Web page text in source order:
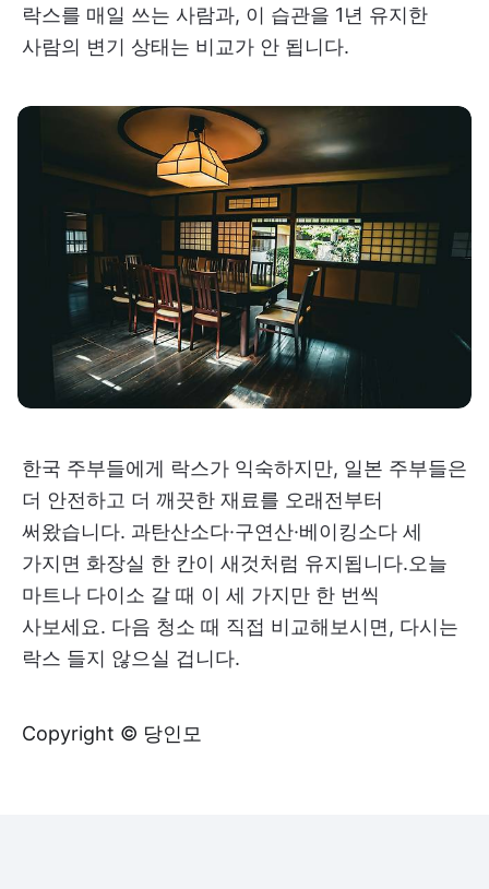
락스를 매일 쓰는 사람과, 이 습관을 1년 유지한
사람의 변기 상태는 비교가 안 됩니다.
한국 주부들에게 락스가 익숙하지만, 일본 주부들은
더 안전하고 더 깨끗한 재료를 오래전부터
써왔습니다. 과탄산소다·구연산·베이킹소다 세
가지면 화장실 한 칸이 새것처럼 유지됩니다.오늘
마트나 다이소 갈 때 이 세 가지만 한 번씩
사보세요. 다음 청소 때 직접 비교해보시면, 다시는
락스 들지 않으실 겁니다.
Copyright © 당인모